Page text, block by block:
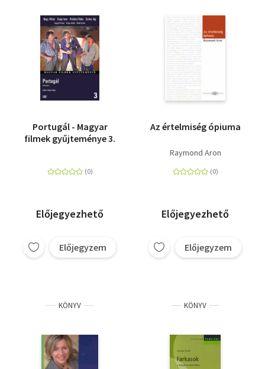
Portugál - Magyar
filmek gyűjteménye 3.
Előjegyezhető
Előjegyzem
Az értelmiség ópiuma
Raymond Aron
Előjegyezhető
Előjegyzem
KÖNYV KÖNYV